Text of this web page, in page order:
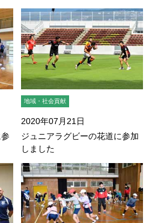
地域・社会貢献
2020年07月21日
ジュニアラグビーの花道に参加
しました